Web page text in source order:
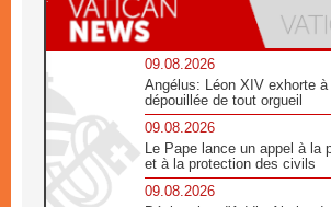
09.08.2026
Angélus: Léon XIV exhorte
dépouillée de tout orgueil
09.08.2026
Le Pape lance un appel à la
et à la protection des civils
09.08.2026